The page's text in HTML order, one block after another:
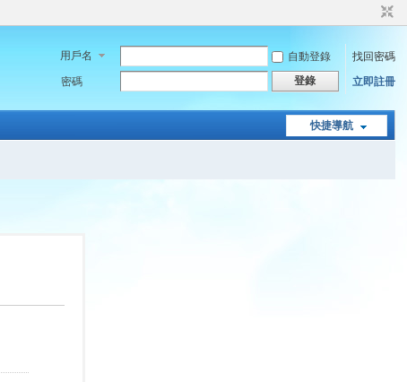
用戶名 自動登錄
找回密碼
密碼
登錄 立即註冊
快捷導航